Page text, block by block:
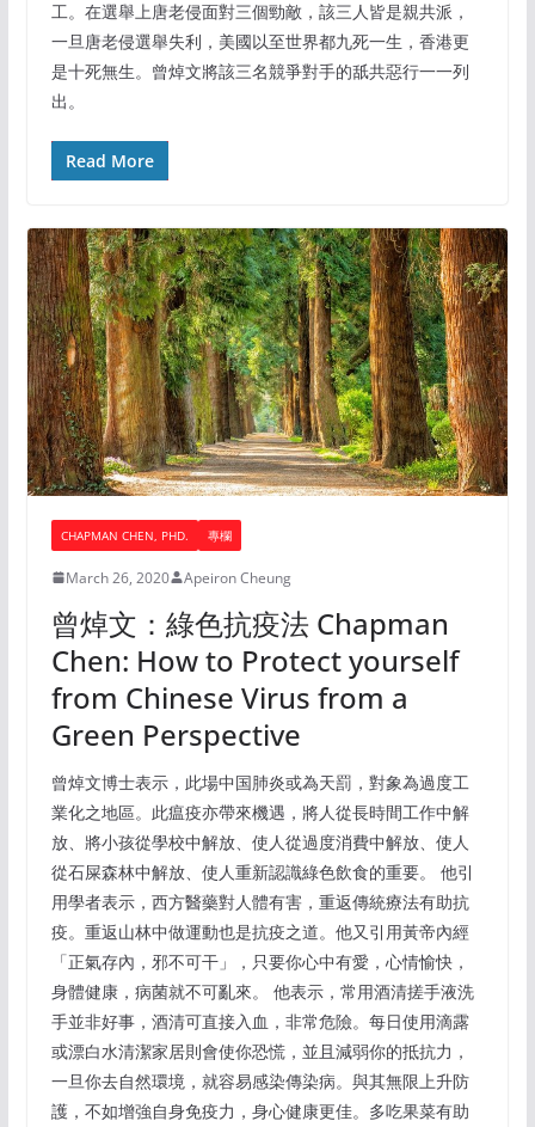
工。在選舉上唐老侵面對三個勁敵，該三人皆是親共派，
一旦唐老侵選舉失利，美國以至世界都九死一生，香港更
是十死無生。曾焯文將該三名競爭對手的舐共惡行一一列
出。
Read More
CHAPMAN CHEN, PHD. 專欄
March 26, 2020 Apeiron Cheung
曾焯文：綠色抗疫法 Chapman
Chen: How to Protect yourself
from Chinese Virus from a
Green Perspective
曾焯文博士表示，此場中国肺炎或為天罰，對象為過度工
業化之地區。此瘟疫亦帶來機遇，將人從長時間工作中解
放、將小孩從學校中解放、使人從過度消費中解放、使人
從石屎森林中解放、使人重新認識綠色飲食的重要。 他引
用學者表示，西方醫藥對人體有害，重返傳統療法有助抗
疫。重返山林中做運動也是抗疫之道。他又引用黃帝內經
「正氣存內，邪不可干」，只要你心中有愛，心情愉快，
身體健康，病菌就不可亂來。 他表示，常用酒清搓手液洗
手並非好事，酒清可直接入血，非常危險。每日使用滴露
或漂白水清潔家居則會使你恐慌，並且減弱你的抵抗力，
一旦你去自然環境，就容易感染傳染病。與其無限上升防
護，不如增強自身免疫力，身心健康更佳。多吃果菜有助